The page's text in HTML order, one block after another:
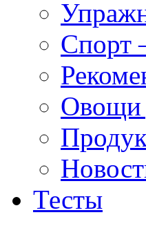
Спорт
Овощи
Тесты